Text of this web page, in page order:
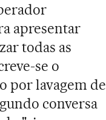
apresentar
todas as
se o
por lavagem de
conversa